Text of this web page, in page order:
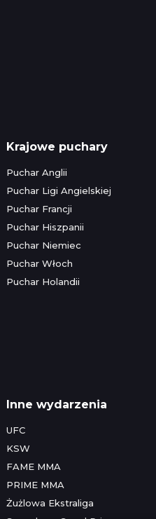
Krajowe puchary
Puchar Anglii
Puchar Ligi Angielskiej
Puchar Francji
Puchar Hiszpanii
Puchar Niemiec
Puchar Włoch
Puchar Holandii
Inne wydarzenia
UFC
KSW
FAME MMA
PRIME MMA
Żużlowa Ekstraliga